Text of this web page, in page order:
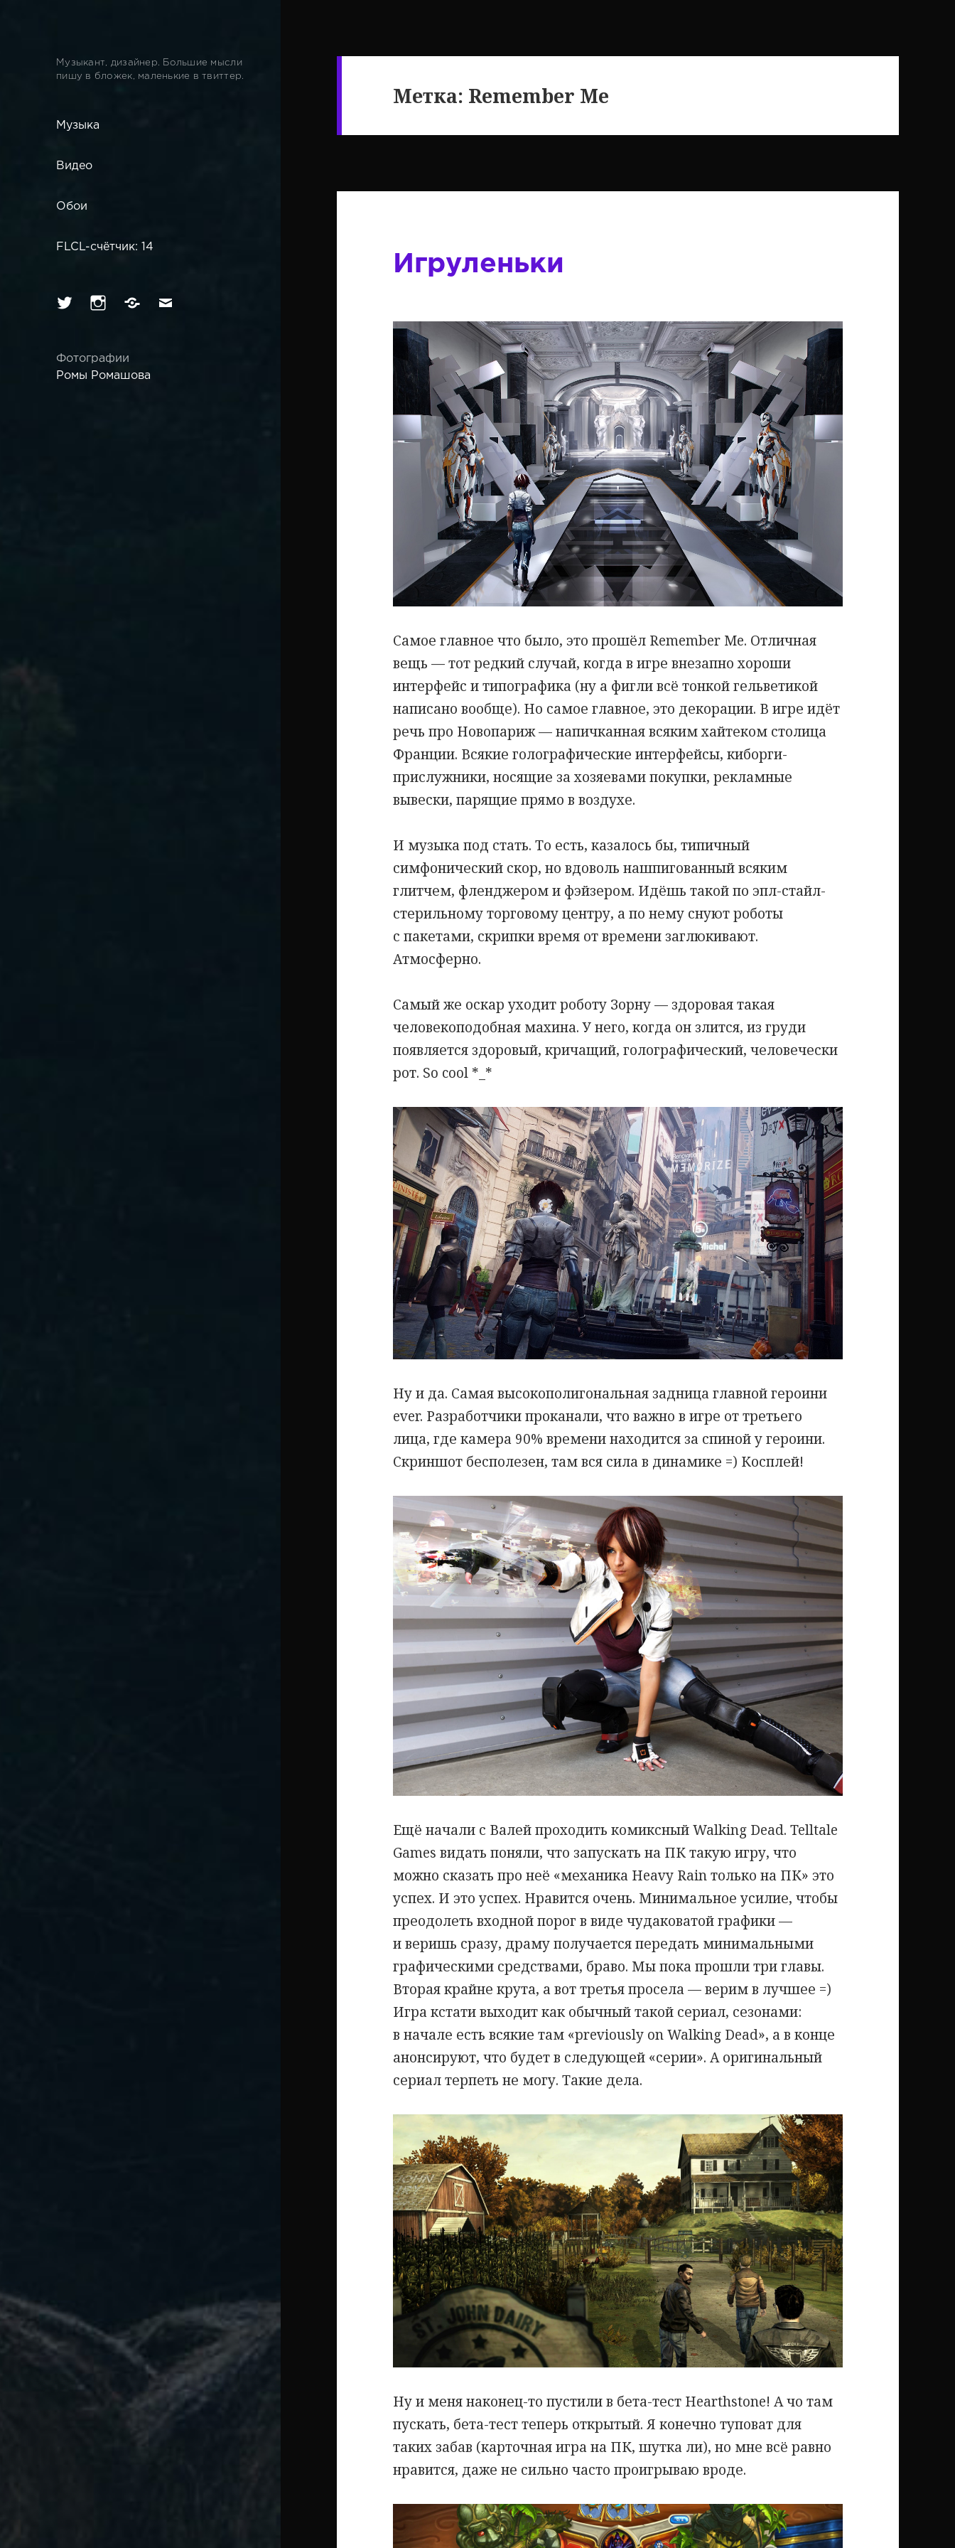
Музыкант, дизайнер. Большие мысли
пишу в бложек, маленькие в твиттер.
Музыка
Видео
Обои
FLCL-счётчик: 14
ТвиттерИнстаграм
Вконтакте
Имейл
Фотографии
Ромы Ромашова
Метка: Remember Me
Игруленьки
Самое главное что было, это прошёл Remember Me. Отличная
вещь — тот редкий случай, когда в игре внезапно хороши
интерфейс и типографика (ну а фигли всё тонкой гельветикой
написано вообще). Но самое главное, это декорации. В игре идёт
речь про Новопариж — напичканная всяким хайтеком столица
Франции. Всякие голографические интерфейсы, киборги-
прислужники, носящие за хозяевами покупки, рекламные
вывески, парящие прямо в воздухе.
И музыка под стать. То есть, казалось бы, типичный
симфонический скор, но вдоволь нашпигованный всяким
глитчем, фленджером и фэйзером. Идёшь такой по эпл-стайл-
стерильному торговому центру, а по нему снуют роботы
с пакетами, скрипки время от времени заглюкивают.
Атмосферно.
Самый же оскар уходит роботу Зорну — здоровая такая
человекоподобная махина. У него, когда он злится, из груди
появляется здоровый, кричащий, голографический, человечески
рот. So cool *_*
Ну и да. Самая высокополигональная задница главной героини
ever. Разработчики проканали, что важно в игре от третьего
лица, где камера 90% времени находится за спиной у героини.
Скриншот бесполезен, там вся сила в динамике =) Косплей!
Ещё начали с Валей проходить комиксный Walking Dead. Telltale
Games видать поняли, что запускать на ПК такую игру, что
можно сказать про неё «механика Heavy Rain только на ПК» это
успех. И это успех. Нравится очень. Минимальное усилие, чтобы
преодолеть входной порог в виде чудаковатой графики —
и веришь сразу, драму получается передать минимальными
графическими средствами, браво. Мы пока прошли три главы.
Вторая крайне крута, а вот третья просела — верим в лучшее =)
Игра кстати выходит как обычный такой сериал, сезонами:
в начале есть всякие там «previously on Walking Dead», а в конце
анонсируют, что будет в следующей «серии». А оригинальный
сериал терпеть не могу. Такие дела.
Ну и меня наконец-то пустили в бета-тест Hearthstone! А чо там
пускать, бета-тест теперь открытый. Я конечно туповат для
таких забав (карточная игра на ПК, шутка ли), но мне всё равно
нравится, даже не сильно часто проигрываю вроде.